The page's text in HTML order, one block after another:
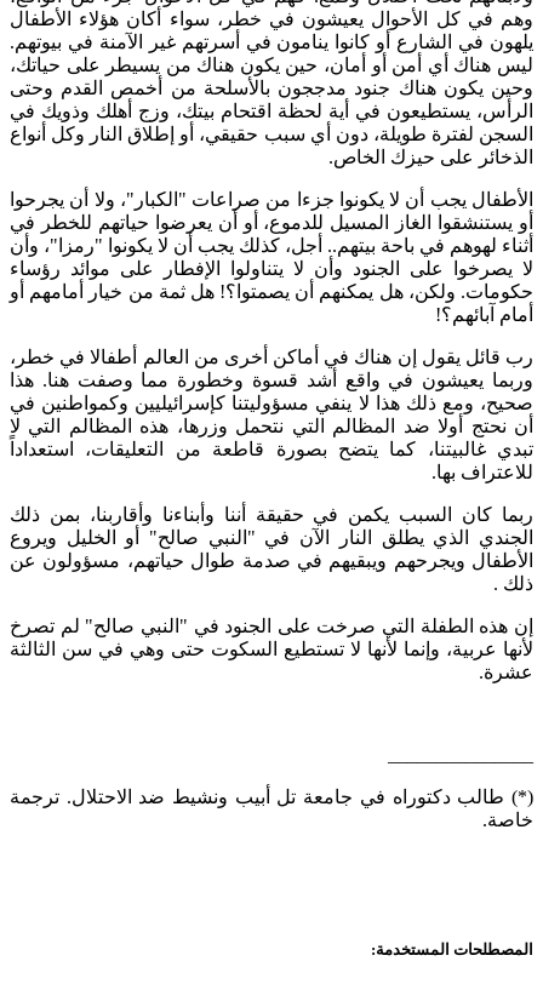
وهم في كل الأحوال يعيشون في خطر، سواء أكان هؤلاء الأطفال
يلهون في الشارع أو كانوا ينامون في أسرتهم غير الآمنة في بيوتهم.
ليس هناك أي أمن أو أمان، حين يكون هناك من يسيطر على حياتك،
وحين يكون هناك جنود مدججون بالأسلحة من أخمص القدم وحتى
الرأس، يستطيعون في أية لحظة اقتحام بيتك، وزج أهلك وذويك في
السجن لفترة طويلة، دون أي سبب حقيقي، أو إطلاق النار وكل أنواع
الذخائر على حيزك الخاص.
الأطفال يجب أن لا يكونوا جزءا من صراعات "الكبار"، ولا أن يجرحوا
أو يستنشقوا الغاز المسيل للدموع، أو أن يعرضوا حياتهم للخطر في
أثناء لهوهم في باحة بيتهم.. أجل، كذلك يجب أن لا يكونوا "رمزا"، وأن
لا يصرخوا على الجنود وأن لا يتناولوا الإفطار على موائد رؤساء
حكومات. ولكن، هل يمكنهم أن يصمتوا؟! هل ثمة من خيار أمامهم أو
أمام آبائهم؟!
رب قائل يقول إن هناك في أماكن أخرى من العالم أطفالا في خطر،
وربما يعيشون في واقع أشد قسوة وخطورة مما وصفت هنا. هذا
صحيح، ومع ذلك هذا لا ينفي مسؤوليتنا كإسرائيليين وكمواطنين في
أن نحتج أولا ضد المظالم التي نتحمل وزرها، هذه المظالم التي لا
تبدي غالبيتنا، كما يتضح بصورة قاطعة من التعليقات، استعداداً
للاعتراف بها.
ربما كان السبب يكمن في حقيقة أننا وأبناءنا وأقاربنا، بمن ذلك
الجندي الذي يطلق النار الآن في "النبي صالح" أو الخليل ويروع
الأطفال ويجرحهم ويبقيهم في صدمة طوال حياتهم، مسؤولون عن
ذلك .
إن هذه الطفلة التي صرخت على الجنود في "النبي صالح" لم تصرخ
لأنها عربية، وإنما لأنها لا تستطيع السكوت حتى وهي في سن الثالثة
عشرة.
(*) طالب دكتوراه في جامعة تل أبيب ونشيط ضد الاحتلال. ترجمة
خاصة.
المصطلحات المستخدمة: